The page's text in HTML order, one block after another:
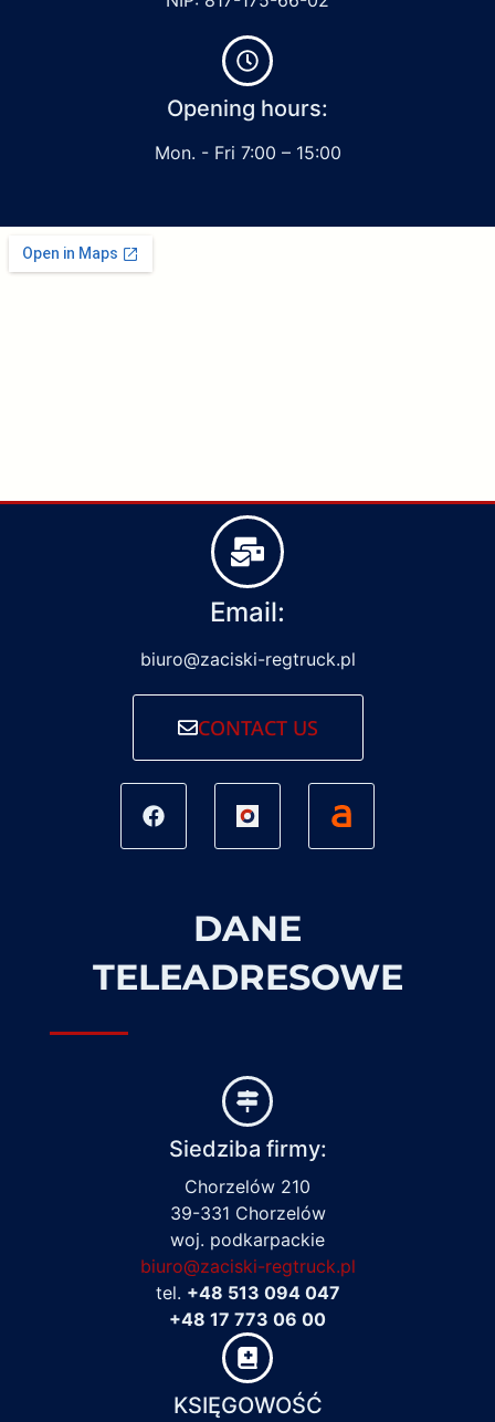
Opening hours:
Mon. - Fri 7:00 – 15:00
Email:
biuro@zaciski-regtruck.pl
CONTACT US
DANE
TELEADRESOWE
Siedziba firmy:
Chorzelów 210
39-331 Chorzelów
woj. podkarpackie
biuro@zaciski-regtruck.pl
tel. +48 513 094 047
+48 17 773 06 00
KSIĘGOWOŚĆ